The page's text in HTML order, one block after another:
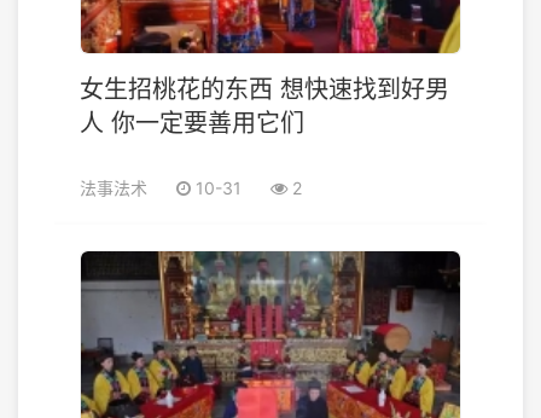
女生招桃花的东西 想快速找到好男
人 你一定要善用它们
法事法术 10-31 2